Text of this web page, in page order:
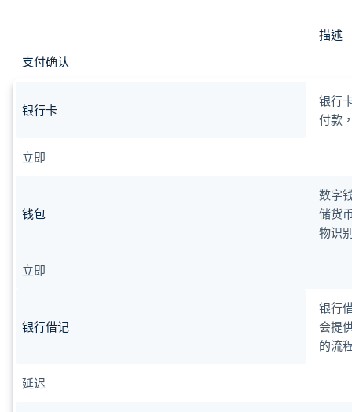
描述
支付确认
银行卡
银行
付款
立即
钱包
数字
储货
物识
立即
银行借记
银行
会提
的流
延迟